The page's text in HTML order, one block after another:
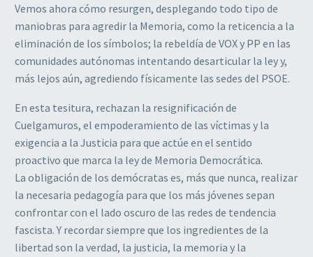
Vemos ahora cómo resurgen, desplegando todo tipo de
maniobras para agredir la Memoria, como la reticencia a la
eliminación de los símbolos; la rebeldía de VOX y PP en las
comunidades autónomas intentando desarticular la ley y,
más lejos aún, agrediendo físicamente las sedes del PSOE.
En esta tesitura, rechazan la resignificación de
Cuelgamuros, el empoderamiento de las víctimas y la
exigencia a la Justicia para que actúe en el sentido
proactivo que marca la ley de Memoria Democrática.
La obligación de los demócratas es, más que nunca, realizar
la necesaria pedagogía para que los más jóvenes sepan
confrontar con el lado oscuro de las redes de tendencia
fascista. Y recordar siempre que los ingredientes de la
libertad son la verdad, la justicia, la memoria y la